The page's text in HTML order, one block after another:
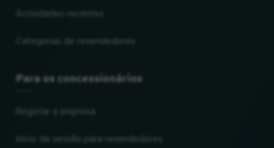
Para os concessionários
Registar a empresa